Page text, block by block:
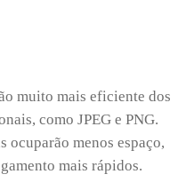
muito mais eficiente dos
como JPEG e PNG.
ocuparão menos espaço,
mais rápidos.